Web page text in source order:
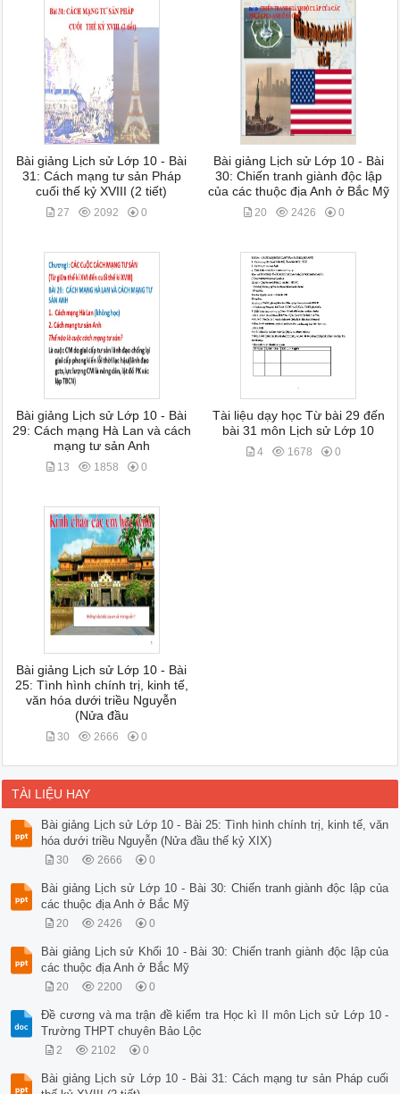
Bài giảng Lịch sử Lớp 10 - Bài
31: Cách mạng tư sản Pháp
cuối thế kỷ XVIII (2 tiết)
27 2092 0
Bài giảng Lịch sử Lớp 10 - Bài
30: Chiến tranh giành độc lập
của các thuộc địa Anh ở Bắc Mỹ
20 2426 0
Bài giảng Lịch sử Lớp 10 - Bài
29: Cách mạng Hà Lan và cách
mạng tư sản Anh
13 1858 0
Tài liệu dạy học Từ bài 29 đến
bài 31 môn Lịch sử Lớp 10
4 1678 0
Bài giảng Lịch sử Lớp 10 - Bài
25: Tình hình chính trị, kinh tế,
văn hóa dưới triều Nguyễn
(Nửa đầu
30 2666 0
TÀI LIỆU HAY
Bài giảng Lịch sử Lớp 10 - Bài 25: Tình hình chính trị, kinh tế, văn
hóa dưới triều Nguyễn (Nửa đầu thế kỷ XIX)
30 2666 0
Bài giảng Lịch sử Lớp 10 - Bài 30: Chiến tranh giành độc lập của
các thuộc địa Anh ở Bắc Mỹ
20 2426 0
Bài giảng Lịch sử Khối 10 - Bài 30: Chiến tranh giành độc lập của
các thuộc địa Anh ở Bắc Mỹ
20 2200 0
Đề cương và ma trận đề kiểm tra Học kì II môn Lịch sử Lớp 10 -
Trường THPT chuyên Bảo Lộc
2 2102 0
Bài giảng Lịch sử Lớp 10 - Bài 31: Cách mạng tư sản Pháp cuối